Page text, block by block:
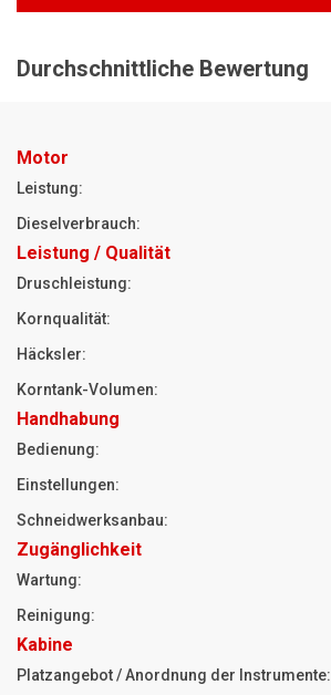
Durchschnittliche Bewertung
Motor
Leistung:
Dieselverbrauch:
Leistung / Qualität
Druschleistung:
Kornqualität:
Häcksler:
Korntank-Volumen:
Handhabung
Bedienung:
Einstellungen:
Schneidwerksanbau:
Zugänglichkeit
Wartung:
Reinigung:
Kabine
Platzangebot / Anordnung der Instrumente: